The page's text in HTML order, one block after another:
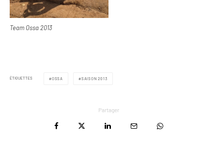
Team Ossa 2013
ÉTIQUETTES OSSA SAISON 2013
Partager